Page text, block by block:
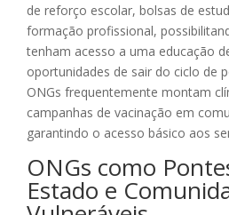
de reforço escolar, bolsas de
formação profissional,
tenham acesso a uma educação
oportunidades de sair do ciclo de
ONGs frequentemente montam
campanhas de vacinação em
garantindo o acesso básico aos
ONGs como
Estado e